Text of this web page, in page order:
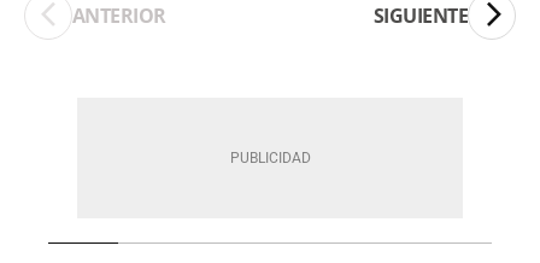
ANTERIOR SIGUIENTE